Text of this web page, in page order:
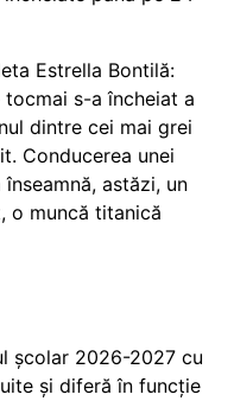
Estrella Bontilă:
s-a încheiat a
dintre cei mai grei
Conducerea unei
astăzi, un
o muncă titanică
școlar 2026-2027 cu
și diferă în funcție